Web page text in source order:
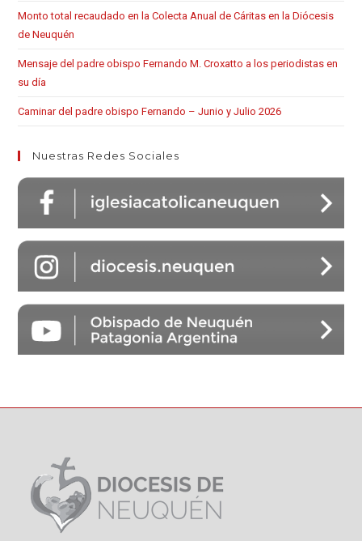
Monto total recaudado en la Colecta Anual de Cáritas en la Diócesis
de Neuquén
Mensaje del padre obispo Fernando M. Croxatto a los periodistas en
su día
Caminar del padre obispo Fernando – Junio y Julio 2026
Nuestras Redes Sociales